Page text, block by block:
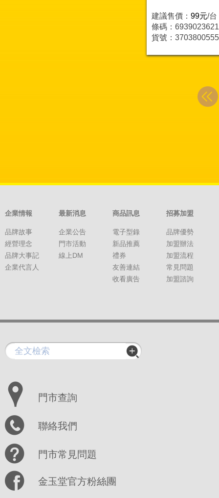
建議售價： 99元/台
條碼：
貨號：3703800555
企業情報
品牌故事
經營理念
品牌大事記
企業代言人
最新消息
企業公告
門市活動
線上DM
商品訊息
電子型錄
新品推薦
禮券
友善連結
收看廣告
招募加盟
品牌優勢
加盟辦法
加盟流程
常見問題
加盟諮詢
門市查詢
聯絡我們
門市常見問題
金玉堂官方粉絲團